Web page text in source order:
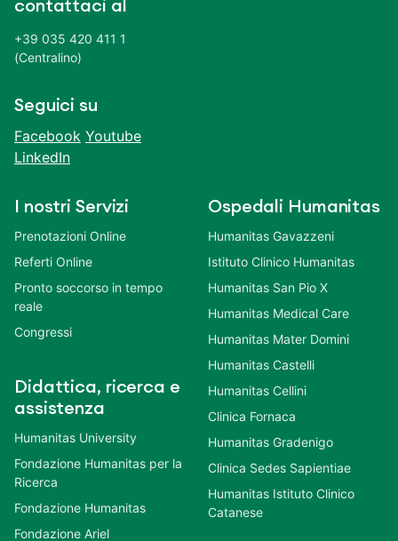
contattaci al
+39 035 420 411 1
(Centralino)
Seguici su
Facebook Youtube
LinkedIn
I nostri Servizi
Prenotazioni Online
Referti Online
Pronto soccorso in tempo
reale
Congressi
Didattica, ricerca e
assistenza
Humanitas University
Fondazione Humanitas per la
Ricerca
Fondazione Humanitas
Fondazione Ariel
Ospedali Humanitas
Humanitas Gavazzeni
Istituto Clinico Humanitas
Humanitas San Pio X
Humanitas Medical Care
Humanitas Mater Domini
Humanitas Castelli
Humanitas Cellini
Clinica Fornaca
Humanitas Gradenigo
Clinica Sedes Sapientiae
Humanitas Istituto Clinico
Catanese